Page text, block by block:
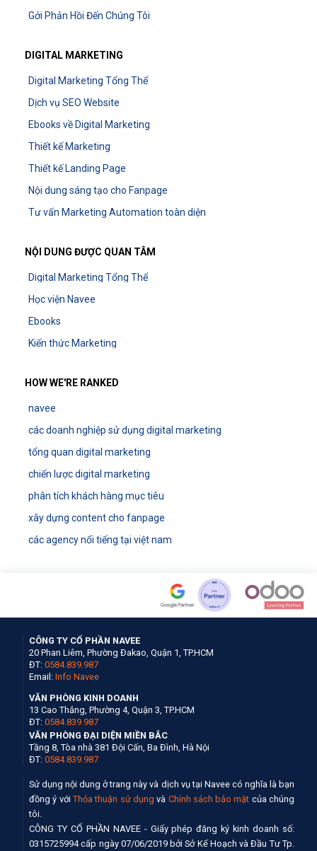
Gởi Phản Hồi Đến Chúng Tôi
DIGITAL MARKETING
Digital Marketing Tổng Thể
Dịch vụ SEO Website
Ebooks về Digital Marketing
Thiết kế Marketing
Thiết kế Landing Page
Nội dung sáng tạo cho Fanpage
Tư vấn Marketing Automation toàn diện
NỘI DUNG ĐƯỢC QUAN TÂM
Digital Marketing Tổng Thể
Học viện Navee
Ebooks
Kiến thức Marketing
HOW WE'RE RANKED
navee
các doanh nghiệp sử dụng digital marketing
tổng quan digital marketing
chiến lược digital marketing
phân tích khách hàng mục tiêu
xây dựng content cho fanpage
các agency nổi tiếng tại việt nam
CÔNG TY CỔ PHẦN NAVEE
20 Phan Liêm, Phường Đakao, Quận 1, TP.HCM
ĐT: 0584.839.987
Email: Info Navee
VĂN PHÒNG KINH DOANH
13 Cao Thắng, Phường 4, Quận 3, TP.HCM
ĐT: 0584.839.987
VĂN PHÒNG ĐẠI DIỆN MIỀN BẮC
Tầng 8, Tòa nhà 381 Đội Cấn, Ba Đình, Hà Nội
ĐT: 0584.839.987
Sử dụng nội dung ở trang này và dịch vụ tại Navee có nghĩa là bạn
đồng ý với Thỏa thuận sử dụng và Chính sách bảo mật của chúng
tôi.
CÔNG TY CỔ PHẦN NAVEE - Giấy phép đăng ký kinh doanh số:
0315725994 cấp ngày 07/06/2019 bởi Sở Kế Hoạch và Đầu Tư Tp.